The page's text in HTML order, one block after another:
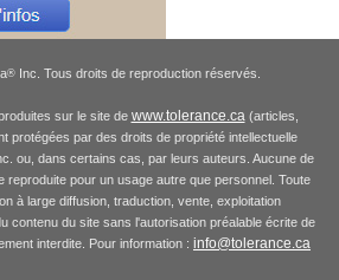
®Inc. Tous droits de reproduction réservés.
sur le site de www.tolerance.ca(articles,
protégées par des droits de propriété intellectuelle
ou, dans certains cas, par leurs auteurs. Aucune de
reproduite pour un usage autre que personnel. Toute
à large diffusion, traduction, vente, exploitation
contenu du site sans l'autorisation préalable écrite de
interdite. Pour information : info@tolerance.ca